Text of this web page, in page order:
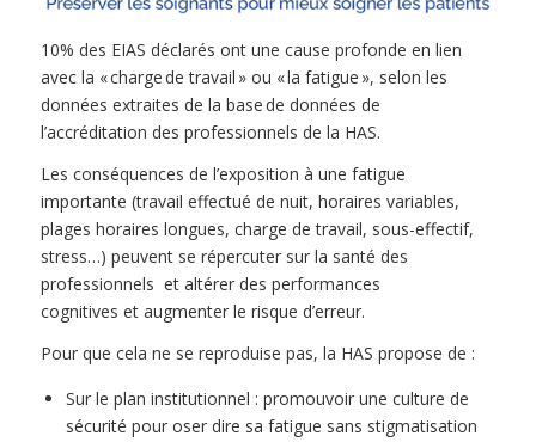
10% des EIAS déclarés ont une cause profonde en lien
avec la « charge de travail » ou « la fatigue », selon les
données extraites de la base de données de
l’accréditation des professionnels de la HAS.
Les conséquences de l’exposition à une fatigue
importante (travail effectué de nuit, horaires variables,
plages horaires longues, charge de travail, sous-effectif,
stress…) peuvent se répercuter sur la santé des
professionnels et altérer des performances
cognitives et augmenter le risque d’erreur.
Pour que cela ne se reproduise pas, la HAS propose de :
Sur le plan institutionnel : promouvoir une culture de
sécurité pour oser dire sa fatigue sans stigmatisation